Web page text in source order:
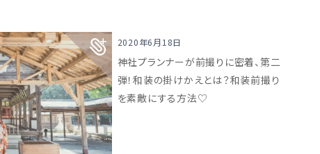
2020年6月18日
神社プランナーが前撮りに密着、第二
弾！和装の掛けかえとは？和装前撮り
を素敵にする方法♡